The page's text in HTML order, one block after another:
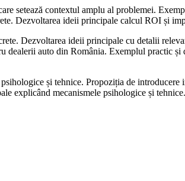
setează contextul amplu al problemei.
Dezvoltarea ideii principale calcul ROI și
Dezvoltarea ideii principale cu detalii
auto din România. Exemplul practic și
și tehnice. Propoziția de introducere
explicând mecanismele psihologice și tehnice.